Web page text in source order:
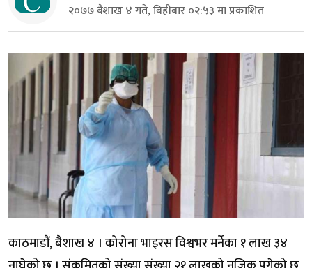
२०७७ बैशाख ४ गते, बिहीबार ०२:५३ मा प्रकाशित
काठमाडौं, बैशाख ४ । कोरोना भाइरस विश्वभर मर्नेका १ लाख ३४